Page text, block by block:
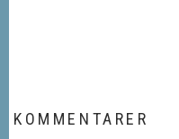
KOMMENTARER